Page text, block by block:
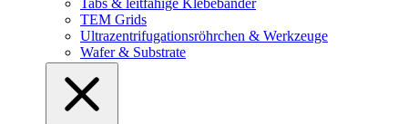
Tabs & leitfähige Klebebänder
TEM Grids
Ultrazentrifugationsröhrchen & Werkzeuge
Wafer & Substrate